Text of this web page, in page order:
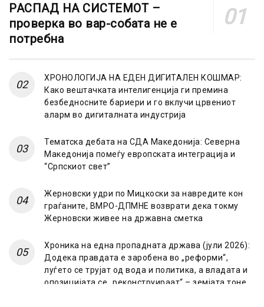
РАСПАД НА СИСТЕМОТ –
проверка во вар-собата не е
потребна
ХРОНОЛОГИЈА НА ЕДЕН ДИГИТАЛЕН КОШМАР:
Како вештачката интелигенција ги премина
безбедносните бариери и го вклучи црвениот
аларм во дигиталната индустрија
Тематска дебата на СДА Македонија: Северна
Македонија помеѓу европската интеграција и
“Српскиот свет”
Жерновски удри по Мицкоски за навредите кон
граѓаните, ВМРО-ДПМНЕ возврати дека токму
Жерновски живее на државна сметка
Хроника на една пропадната држава (јули 2026):
Додека правдата е заробена во „реформи“,
луѓето се трујат од вода и политика, а владата и
опозицијата се „реконструираат“ – земјата тоне